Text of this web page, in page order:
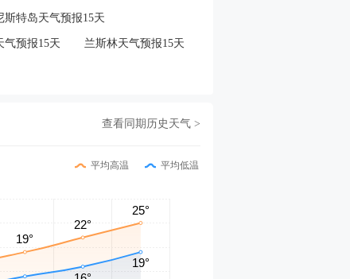
斯特岛天气预报15天
气预报15天 兰斯林天气预报15天
查看同期历史天气 >
平均高温 平均低温